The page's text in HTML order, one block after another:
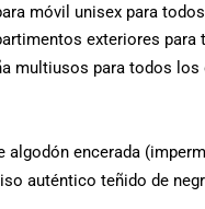
móvil unisex para
exteriores para
multiusos para todos
algodón encerada
auténtico teñido de